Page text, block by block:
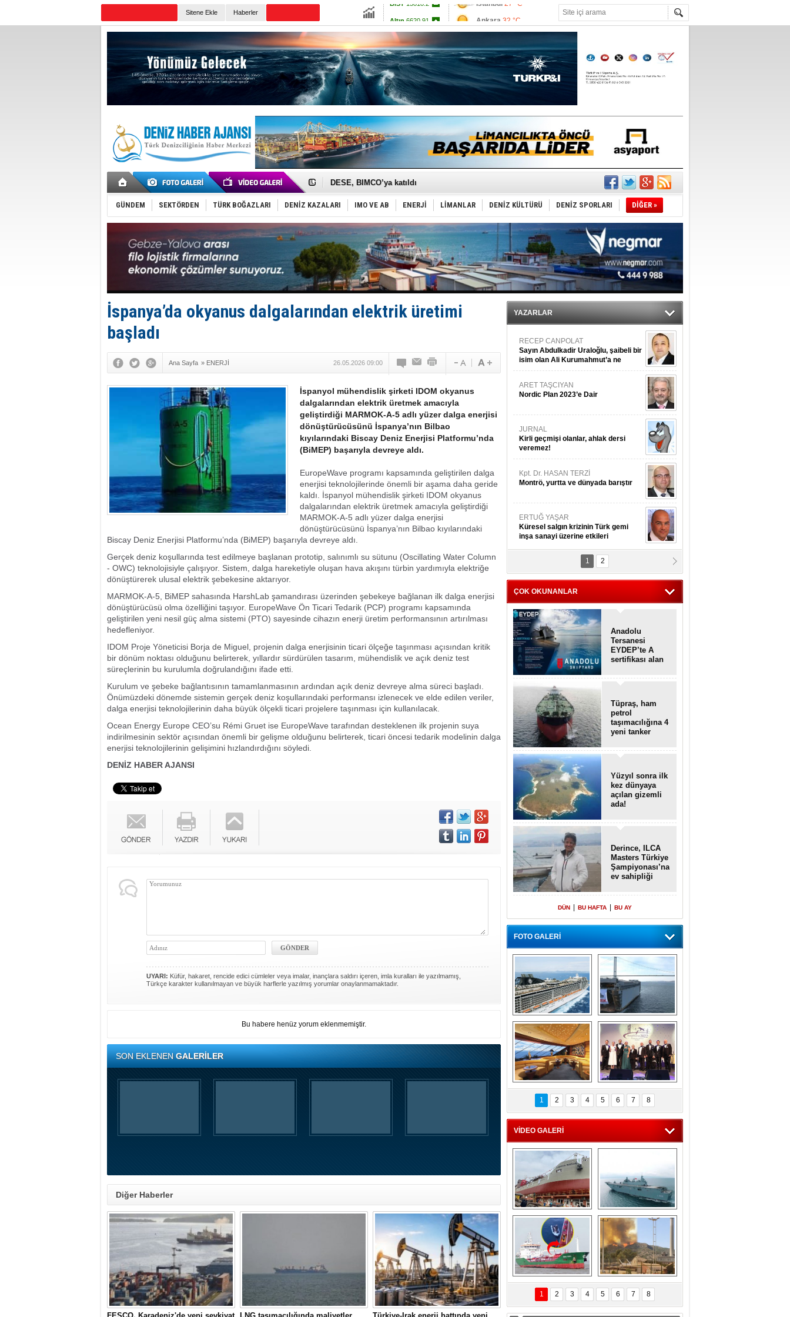
Sitene Ekle Haberler
Euro55.0391 Antalya32 °C
Muğla 33 °C
Çanakkale 29 °C
İngiliz aktivistler, gemide mahsur kaldı!
DESE, BIMCO’ya katıldı
GİMBİRDER gemi inşa yan sanayinin sorunlarını tartıştı
35 milyon TL'lik tekne projesinde karar çıktı
İnsansız cankurtaran ihalesini BlueForge kazandı
Yüzyıl sonra ilk kez dünyaya açılan gizemli ada!
Anadolu Tersanesi EYDEP’te A sertifikası alan ilk tersane oldu
Derince, ILCA Masters Türkiye Şampiyonası’na ev sahipliği yapacak
Tüpraş, ham petrol taşımacılığına 4 yeni tanker daha ekliyor
İTU AUV, Dünya’da 2. oldu!
LNG taşımacılığında maliyetler katlandı
PROYAD, yat mürettebatı için yurt dışı harcı için düzenleme istiyor
Türk Armatöre 'Uyuşturucu' tutuklaması!
GÜNDEM SEKTÖRDEN TÜRK BOĞAZLARI DENİZ KAZALARI IMO VE AB ENERJİ LİMANLAR DENİZ KÜLTÜRÜ DENİZ SPORLARI DİĞER »
İspanya’da okyanus dalgalarından elektrik üretimi
başladı
Ana Sayfa » ENERJİ 26.05.2026 09:00
İspanyol mühendislik şirketi IDOM okyanus
dalgalarından elektrik üretmek amacıyla
geliştirdiği MARMOK-A-5 adlı yüzer dalga enerjisi
dönüştürücüsünü İspanya’nın Bilbao
kıyılarındaki Biscay Deniz Enerjisi Platformu’nda
(BiMEP) başarıyla devreye aldı.
EuropeWave programı kapsamında geliştirilen dalga
enerjisi teknolojilerinde önemli bir aşama daha geride
kaldı. İspanyol mühendislik şirketi IDOM okyanus
dalgalarından elektrik üretmek amacıyla geliştirdiği
MARMOK-A-5 adlı yüzer dalga enerjisi
dönüştürücüsünü İspanya’nın Bilbao kıyılarındaki
Biscay Deniz Enerjisi Platformu’nda (BiMEP) başarıyla devreye aldı.
Gerçek deniz koşullarında test edilmeye başlanan prototip, salınımlı su sütunu (Oscillating Water Column
- OWC) teknolojisiyle çalışıyor. Sistem, dalga hareketiyle oluşan hava akışını türbin yardımıyla elektriğe
dönüştürerek ulusal elektrik şebekesine aktarıyor.
MARMOK-A-5, BiMEP sahasında HarshLab şamandırası üzerinden şebekeye bağlanan ilk dalga enerjisi
dönüştürücüsü olma özelliğini taşıyor. EuropeWave Ön Ticari Tedarik (PCP) programı kapsamında
geliştirilen yeni nesil güç alma sistemi (PTO) sayesinde cihazın enerji üretim performansının artırılması
hedefleniyor.
IDOM Proje Yöneticisi Borja de Miguel, projenin dalga enerjisinin ticari ölçeğe taşınması açısından kritik
bir dönüm noktası olduğunu belirterek, yıllardır sürdürülen tasarım, mühendislik ve açık deniz test
süreçlerinin bu kurulumla doğrulandığını ifade etti.
Kurulum ve şebeke bağlantısının tamamlanmasının ardından açık deniz devreye alma süreci başladı.
Önümüzdeki dönemde sistemin gerçek deniz koşullarındaki performansı izlenecek ve elde edilen veriler,
dalga enerjisi teknolojilerinin daha büyük ölçekli ticari projelere taşınması için kullanılacak.
Ocean Energy Europe CEO’su Rémi Gruet ise EuropeWave tarafından desteklenen ilk projenin suya
indirilmesinin sektör açısından önemli bir gelişme olduğunu belirterek, ticari öncesi tedarik modelinin dalga
enerjisi teknolojilerinin gelişimini hızlandırdığını söyledi.
DENİZ HABER AJANSI
UYARI: Küfür, hakaret, rencide edici cümleler veya imalar, inançlara saldırı içeren, imla kuralları ile yazılmamış,
Türkçe karakter kullanılmayan ve büyük harflerle yazılmış yorumlar onaylanmamaktadır.
Bu habere henüz yorum eklenmemiştir.
SON EKLENENGALERİLER
Diğer Haberler
YAZARLAR
RECEP CANPOLAT
Sayın Abdulkadir Uraloğlu, şaibeli bir
isim olan Ali Kurumahmut’a ne
danışıyorsunuz?
ARET TAŞCIYAN
Nordic Plan 2023’e Dair
JURNAL
Kirli geçmişi olanlar, ahlak dersi
veremez!
Kpt. Dr. HASAN TERZİ
Montrö, yurtta ve dünyada barıştır
ERTUĞ YAŞAR
Küresel salgın krizinin Türk gemi
inşa sanayi üzerine etkileri
Kpt. MESUT AZMİ GÖKSOY
ithafen...
1 2
ÇOK OKUNANLAR
Anadolu
Tersanesi
EYDEP’te A
sertifikası alan
Tüpraş, ham
petrol
taşımacılığına 4
yeni tanker
Yüzyıl sonra ilk
kez dünyaya
açılan gizemli
ada!
Derince, ILCA
Masters Türkiye
Şampiyonası’na
ev sahipliği
DÜN BU HAFTA BU AY
FOTO GALERİ
“Gemi içinde gemi”
konsepti ile MSC
Splendida
Dünyada tek!
Denizaltı yüzer
havuzu intikal
seyrine başladı
MSC'den 55 milyon
euroluk turizm geliri
müjdesi
5. Bosphorus Ship
Brokers Dinner,
İstanbul’da yapıldı
1 2 3 4 5 6 7 8
VİDEO GALERİ
Çeksan Tersanesi,
Başaran Bayrak
tankerini suya
indirdi
TCG Anadolu,
tersane teknik
seyrini tamamladı
Göçmenlerin
imdadına Türk
sahipli MINA DENIZ
yetişti
Milas’taki yangın
yeniden termik
santrallere doğru
ilerliyor
1 2 3 4 5 6 7 8